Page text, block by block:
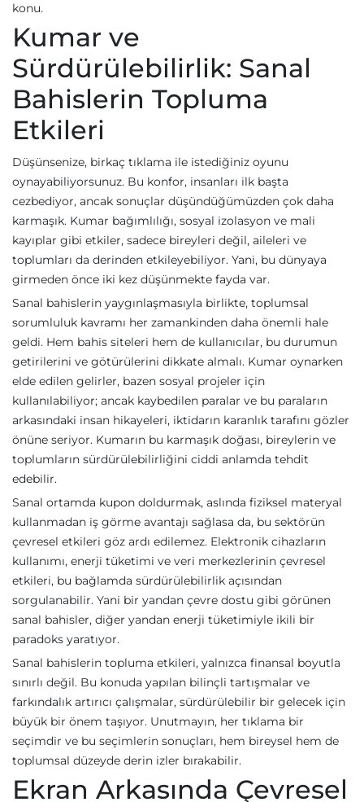
konu.
Kumar ve
Sürdürülebilirlik: Sanal
Bahislerin Topluma
Etkileri
Düşünsenize, birkaç tıklama ile istediğiniz oyunu
oynayabiliyorsunuz. Bu konfor, insanları ilk başta
cezbediyor, ancak sonuçlar düşündüğümüzden çok daha
karmaşık. Kumar bağımlılığı, sosyal izolasyon ve mali
kayıplar gibi etkiler, sadece bireyleri değil, aileleri ve
toplumları da derinden etkileyebiliyor. Yani, bu dünyaya
girmeden önce iki kez düşünmekte fayda var.
Sanal bahislerin yaygınlaşmasıyla birlikte, toplumsal
sorumluluk kavramı her zamankinden daha önemli hale
geldi. Hem bahis siteleri hem de kullanıcılar, bu durumun
getirilerini ve götürülerini dikkate almalı. Kumar oynarken
elde edilen gelirler, bazen sosyal projeler için
kullanılabiliyor; ancak kaybedilen paralar ve bu paraların
arkasındaki insan hikayeleri, iktidarın karanlık tarafını gözler
önüne seriyor. Kumarın bu karmaşık doğası, bireylerin ve
toplumların sürdürülebilirliğini ciddi anlamda tehdit
edebilir.
Sanal ortamda kupon doldurmak, aslında fiziksel materyal
kullanmadan iş görme avantajı sağlasa da, bu sektörün
çevresel etkileri göz ardı edilemez. Elektronik cihazların
kullanımı, enerji tüketimi ve veri merkezlerinin çevresel
etkileri, bu bağlamda sürdürülebilirlik açısından
sorgulanabilir. Yani bir yandan çevre dostu gibi görünen
sanal bahisler, diğer yandan enerji tüketimiyle ikili bir
paradoks yaratıyor.
Sanal bahislerin topluma etkileri, yalnızca finansal boyutla
sınırlı değil. Bu konuda yapılan bilinçli tartışmalar ve
farkındalık artırıcı çalışmalar, sürdürülebilir bir gelecek için
büyük bir önem taşıyor. Unutmayın, her tıklama bir
seçimdir ve bu seçimlerin sonuçları, hem bireysel hem de
toplumsal düzeyde derin izler bırakabilir.
Ekran Arkasında Çevresel